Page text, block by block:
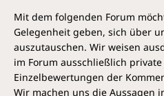
Peter Wright, ND, DHANP
"Wow! Wenn eine tödliche
treffen würde, wäre ich - als
dafür bereit? Ich bin sicher,
würde, aber wären meine
Mit dem folgenden Forum
Gelegenheit geben, sich über
auszutauschen. Wir weisen
im Forum ausschließlich
Einzelbewertungen der
Wir machen uns die Aussagen